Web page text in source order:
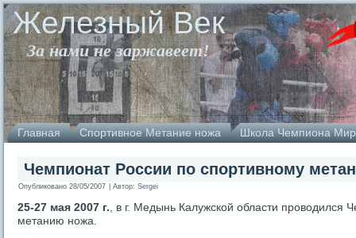
Железный Век
За нами не заржавеет!
Главная Спортивное Метание ножа Школа Чемпиона
Чемпионат России по спортивному
Опубликовано 28/05/2007 Автор: Sergei
25-27 мая 2007 г. , в г. Медынь Калужской области проводился
метанию ножа.